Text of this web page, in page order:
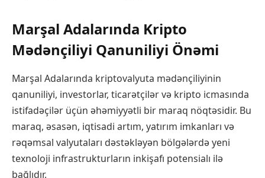
Marşal Adalarında Kripto
Mədənçiliyi Qanuniliyi Önəmi
Marşal Adalarında kriptovalyuta mədənçiliyinin
qanuniliyi, investorlar, ticarətçilər və kripto icmasında
istifadəçilər üçün əhəmiyyətli bir maraq nöqtəsidir. Bu
maraq, əsasən, iqtisadi artım, yatırım imkanları və
rəqəmsal valyutaları dəstəkləyən bölgələrdə yeni
texnoloji infrastrukturların inkişafı potensialı ilə
bağlıdır.